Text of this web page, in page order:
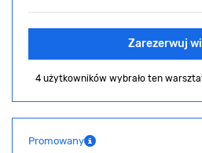
Zarezerwuj
4 użytkowników wybrało ten
Promowany